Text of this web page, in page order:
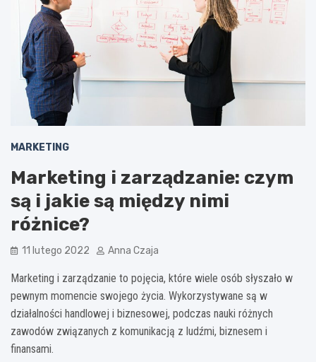
MARKETING
Marketing i zarządzanie: czym
są i jakie są między nimi
różnice?
11 lutego 2022 Anna Czaja
Marketing i zarządzanie to pojęcia, które wiele osób słyszało w
pewnym momencie swojego życia. Wykorzystywane są w
działalności handlowej i biznesowej, podczas nauki różnych
zawodów związanych z komunikacją z ludźmi, biznesem i
finansami.